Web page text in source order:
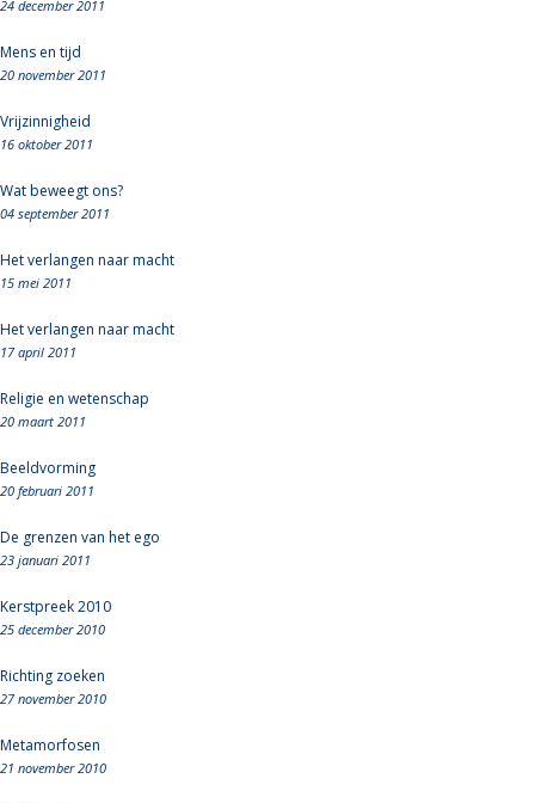
24 december 2011
Mens en tijd
20 november 2011
Vrijzinnigheid
16 oktober 2011
Wat beweegt ons?
04 september 2011
Het verlangen naar macht
15 mei 2011
Het verlangen naar macht
17 april 2011
Religie en wetenschap
20 maart 2011
Beeldvorming
20 februari 2011
De grenzen van het ego
23 januari 2011
Kerstpreek 2010
25 december 2010
Richting zoeken
27 november 2010
Metamorfosen
21 november 2010